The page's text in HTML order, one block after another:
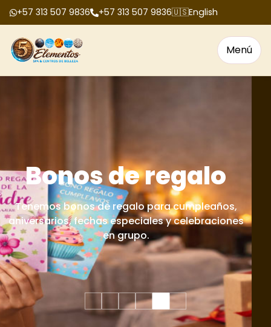
+57 313 507 9836 +57 313 507 9836🇺🇸English
Menú
Bonos de regalo
Tenemos bonos de regalo para cumpleaños,
aniversarios, fechas especiales y celebraciones
en grupo.